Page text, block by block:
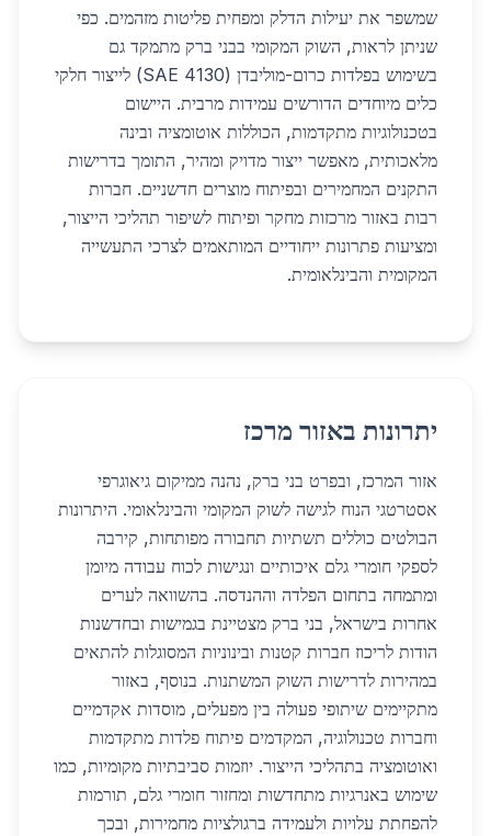
שמשפר את יעילות הדלק ומפחית פליטות מזהמים. כפי
שניתן לראות, השוק המקומי בבני ברק מתמקד גם
בשימוש בפלדות כרום-מוליבדן (SAE 4130) לייצור חלקי
כלים מיוחדים הדורשים עמידות מרבית. היישום
בטכנולוגיות מתקדמות, הכוללות אוטומציה ובינה
מלאכותית, מאפשר ייצור מדויק ומהיר, התומך בדרישות
התקנים המחמירים ובפיתוח מוצרים חדשניים. חברות
רבות באזור מרכזות מחקר ופיתוח לשיפור תהליכי הייצור,
ומציעות פתרונות ייחודיים המותאמים לצרכי התעשייה
המקומית והבינלאומית.
יתרונות באזור מרכז
אזור המרכז, ובפרט בני ברק, נהנה ממיקום גיאוגרפי
אסטרטגי הנוח לגישה לשוק המקומי והבינלאומי. היתרונות
הבולטים כוללים תשתיות תחבורה מפותחות, קירבה
לספקי חומרי גלם איכותיים ונגישות לכוח עבודה מיומן
ומתמחה בתחום הפלדה וההנדסה. בהשוואה לערים
אחרות בישראל, בני ברק מצטיינת בגמישות ובחדשנות
הודות לריכוז חברות קטנות ובינוניות המסוגלות להתאים
במהירות לדרישות השוק המשתנות. בנוסף, באזור
מתקיימים שיתופי פעולה בין מפעלים, מוסדות אקדמיים
וחברות טכנולוגיה, המקדמים פיתוח פלדות מתקדמות
ואוטומציה בתהליכי הייצור. יוזמות סביבתיות מקומיות, כמו
שימוש באנרגיות מתחדשות ומחזור חומרי גלם, תורמות
להפחתת עלויות ולעמידה ברגולציות מחמירות, ובכך